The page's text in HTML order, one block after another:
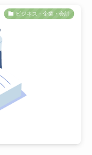
ビジネス・企業・会計